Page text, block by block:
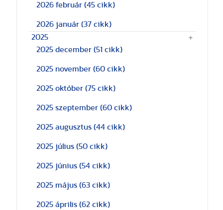
2026 február (45 cikk)
2026 január (37 cikk)
2025
2025 december (51 cikk)
2025 november (60 cikk)
2025 október (75 cikk)
2025 szeptember (60 cikk)
2025 augusztus (44 cikk)
2025 július (50 cikk)
2025 június (54 cikk)
2025 május (63 cikk)
2025 április (62 cikk)